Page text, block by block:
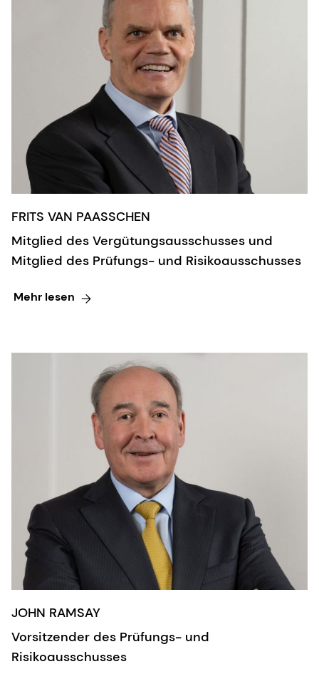
FRITS VAN PAASSCHEN
Mitglied des Vergütungsausschusses und
Mitglied des Prüfungs- und Risikoausschusses
Mehr lesen
JOHN RAMSAY
Vorsitzender des Prüfungs- und
Risikoausschusses